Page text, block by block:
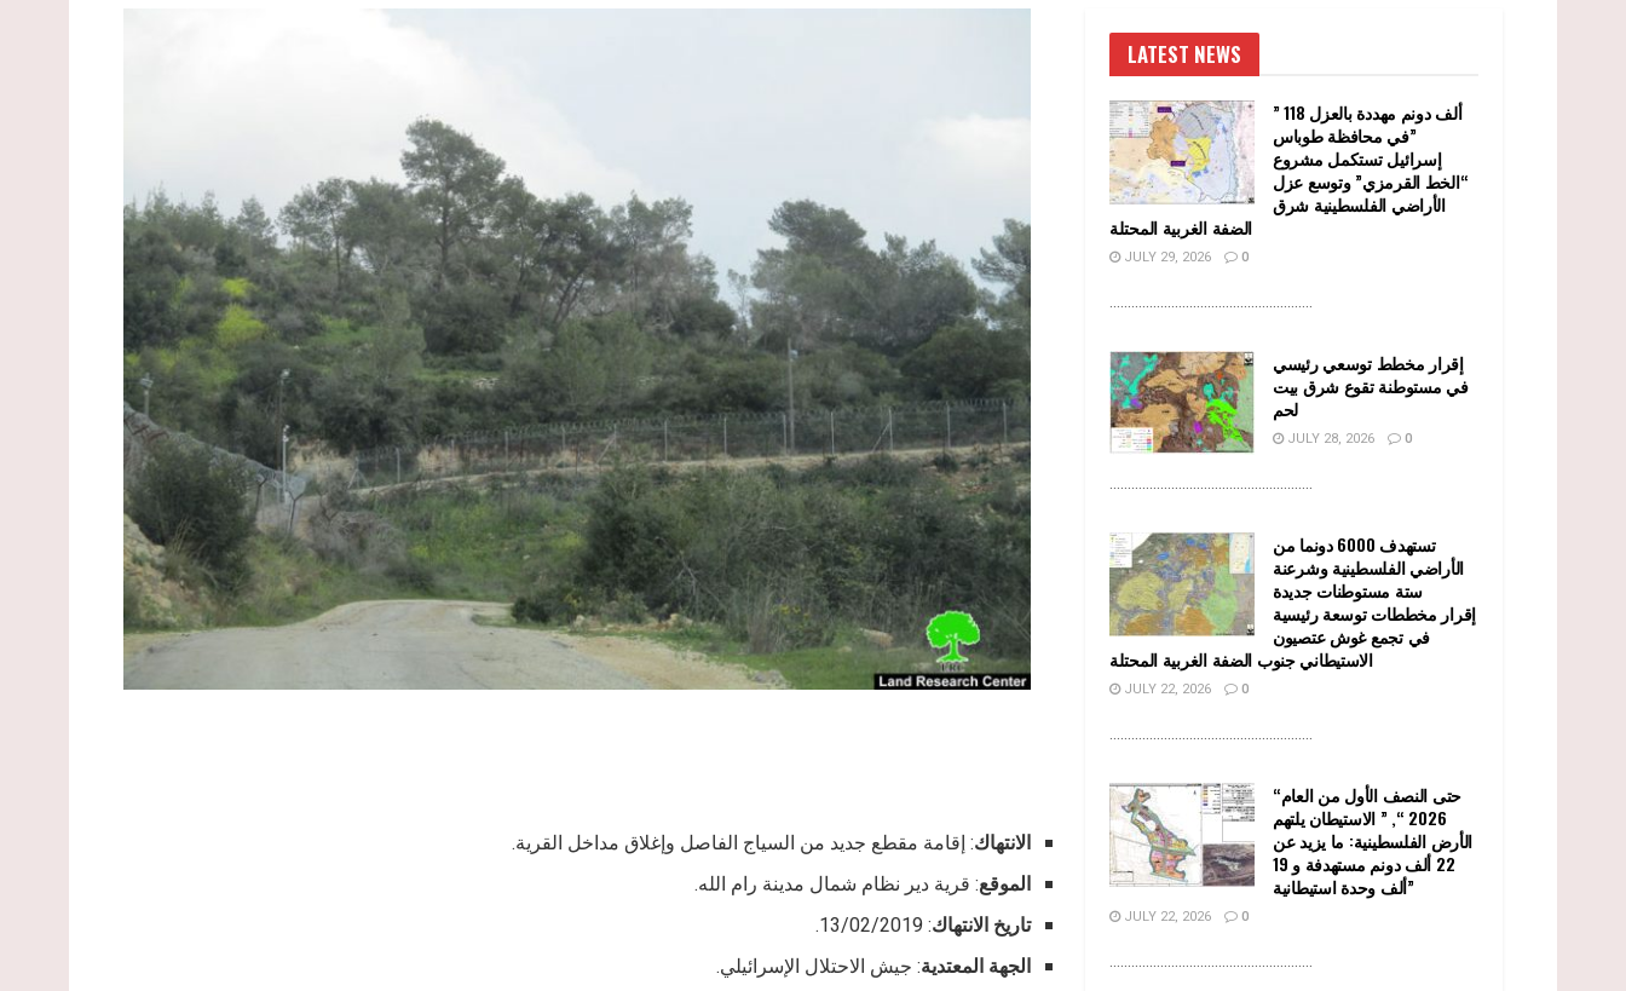
الانتهاك: إقامة مقطع جديد من السياج الفاصل وإغلاق مداخل القرية.
الموقع: قرية دير نظام شمال مدينة رام الله.
تاريخ الانتهاك: 13/02/2019.
الجهة المعتدية: جيش الاحتلال الإسرائيلي.
LATEST NEWS
” 118 ألف دونم مهددة بالعزل
في محافظة طوباس”
إسرائيل تستكمل مشروع
“الخط القرمزي” وتوسع عزل
الأراضي الفلسطينية شرق
الضفة الغربية المحتلة
JULY 29, 2026 0
........................................................
إقرار مخطط توسعي رئيسي
في مستوطنة تقوع شرق بيت
لحم
JULY 28, 2026 0
........................................................
تستهدف 6000 دونما من
الأراضي الفلسطينية وشرعنة
ستة مستوطنات جديدة
إقرار مخططات توسعة رئيسية
في تجمع غوش عتصيون
الاستيطاني جنوب الضفة الغربية المحتلة
JULY 22, 2026 0
........................................................
“حتى النصف الأول من العام
2026 “, ” الاستيطان يلتهم
الأرض الفلسطينية: ما يزيد عن
22 ألف دونم مستهدفة و 19
ألف وحدة استيطانية”
JULY 22, 2026 0
........................................................